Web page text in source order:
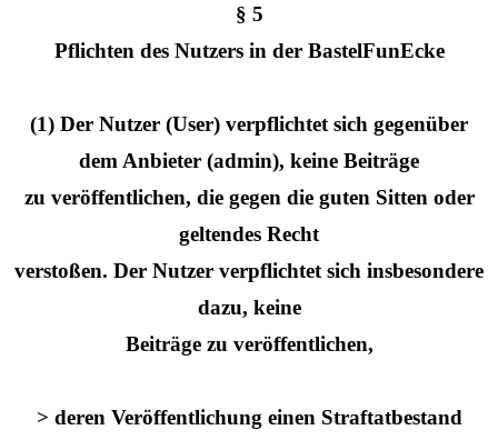
§ 5
Pflichten des Nutzers in der BastelFunEcke
(1) Der Nutzer (User) verpflichtet sich gegenüber
dem Anbieter (admin), keine Beiträge
zu veröffentlichen, die gegen die guten Sitten oder
geltendes Recht
verstoßen. Der Nutzer verpflichtet sich insbesondere
dazu, keine
Beiträge zu veröffentlichen,
> deren Veröffentlichung einen Straftatbestand